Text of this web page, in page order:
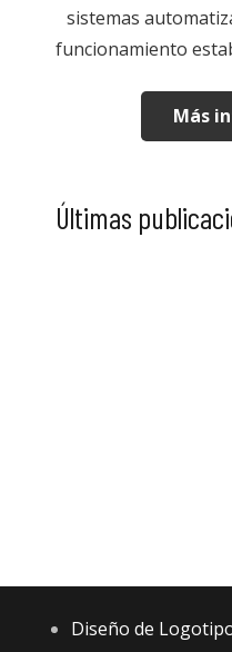
sistemas
funcionamiento
Más
Últimas
Diseño de